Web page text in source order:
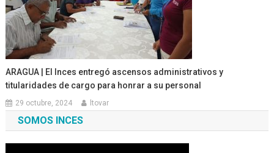
ARAGUA | El Inces entregó ascensos administrativos y
titularidades de cargo para honrar a su personal
29 octubre, 2024 ltovar
SOMOS INCES